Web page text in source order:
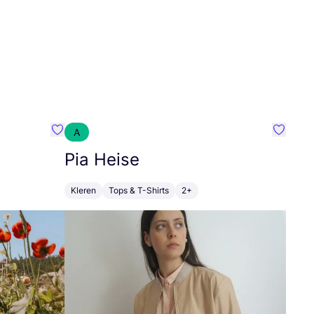
Favoriete {naam}
A
Pia Heise
Kleren Tops & T-Shirts 2+